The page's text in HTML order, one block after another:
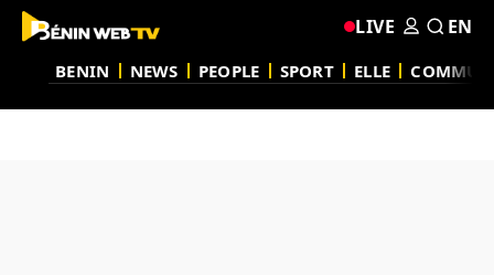
BENIN NEWS PEOPLE SPORT ELLE
LIVE EN